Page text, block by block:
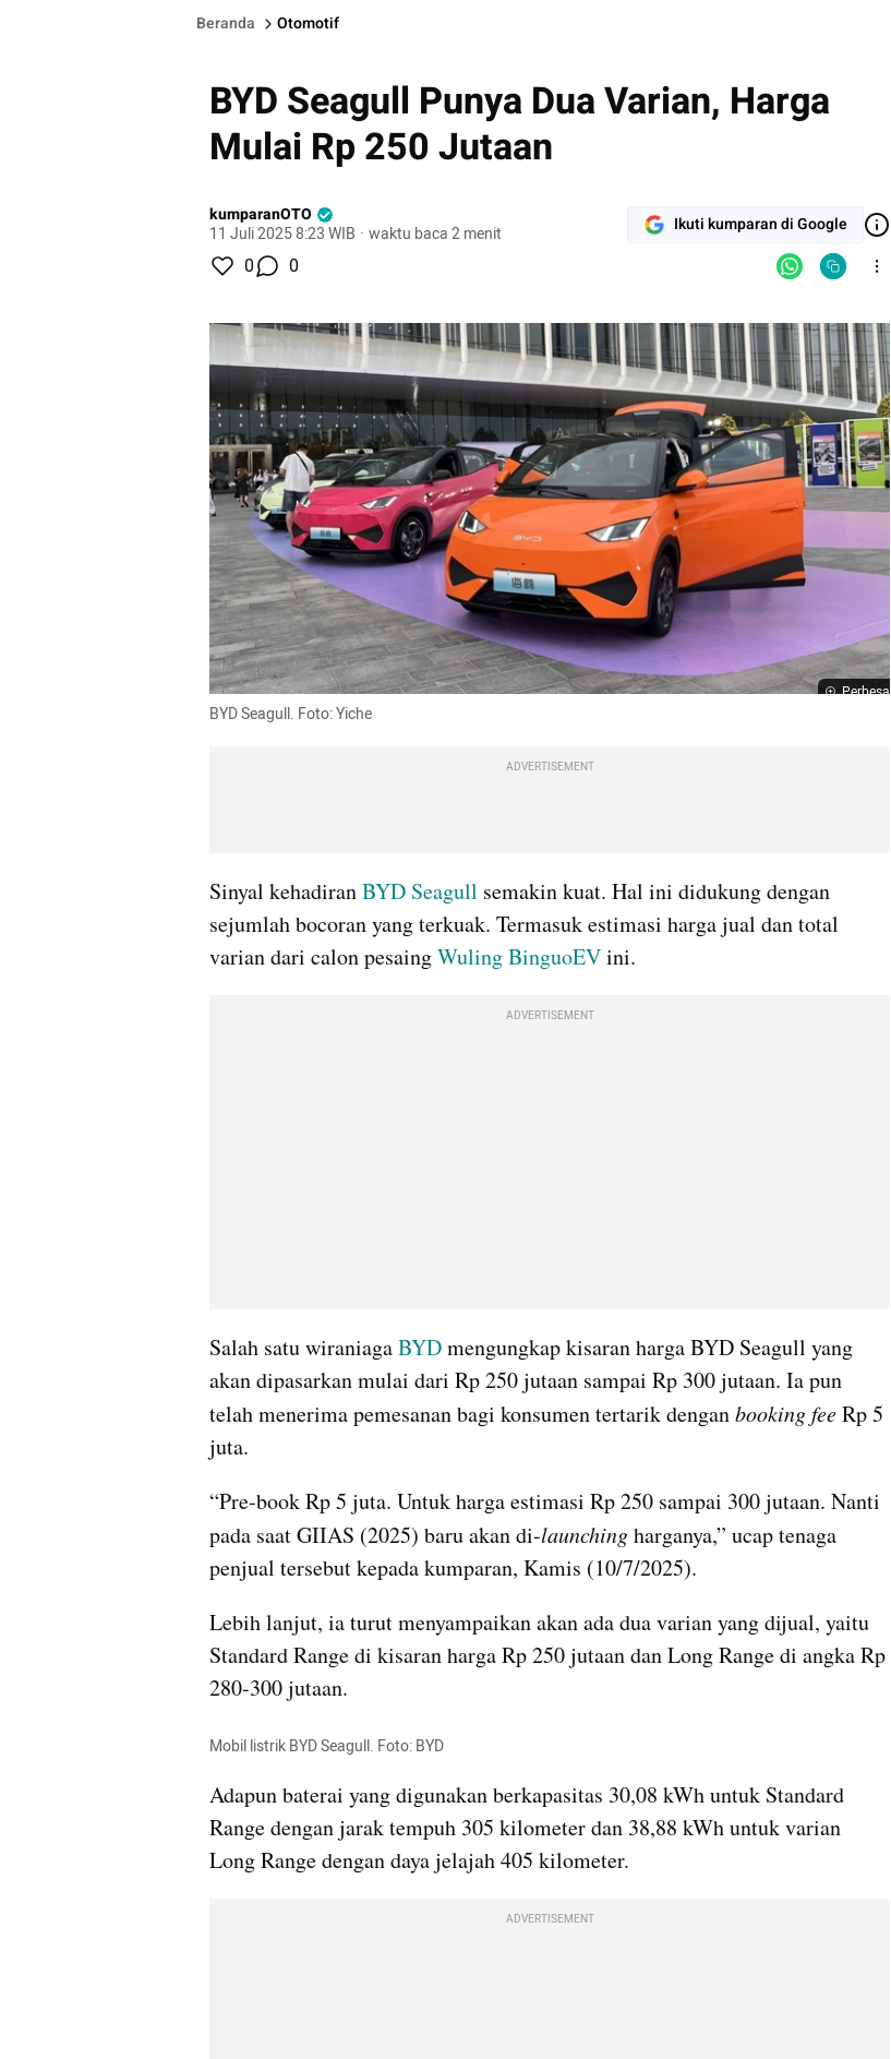
Beranda Otomotif
BYD Seagull Punya Dua Varian, Harga
Mulai Rp 250 Jutaan
kumparanOTO
11 Juli 2025 8:23 WIB · waktu baca 2 menit Ikuti kumparan di Google
0 0
Perbesar
BYD Seagull. Foto: Yiche
ADVERTISEMENT
Sinyal kehadiran BYD Seagull semakin kuat. Hal ini didukung dengan
sejumlah bocoran yang terkuak. Termasuk estimasi harga jual dan total
varian dari calon pesaing Wuling BinguoEV ini.
ADVERTISEMENT
Salah satu wiraniaga BYD mengungkap kisaran harga BYD Seagull yang
akan dipasarkan mulai dari Rp 250 jutaan sampai Rp 300 jutaan. Ia pun
telah menerima pemesanan bagi konsumen tertarik dengan booking fee Rp 5
juta.
“Pre-book Rp 5 juta. Untuk harga estimasi Rp 250 sampai 300 jutaan. Nanti
pada saat GIIAS (2025) baru akan di-launching harganya,” ucap tenaga
penjual tersebut kepada kumparan, Kamis (10/7/2025).
Lebih lanjut, ia turut menyampaikan akan ada dua varian yang dijual, yaitu
Standard Range di kisaran harga Rp 250 jutaan dan Long Range di angka Rp
280-300 jutaan.
Mobil listrik BYD Seagull. Foto: BYD
Adapun baterai yang digunakan berkapasitas 30,08 kWh untuk Standard
Range dengan jarak tempuh 305 kilometer dan 38,88 kWh untuk varian
Long Range dengan daya jelajah 405 kilometer.
ADVERTISEMENT